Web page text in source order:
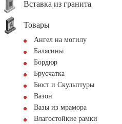
Вставка из гранита
Товары
Ангел на могилу
Балясины
Бордюр
Брусчатка
Бюст и Скульптуры
Вазон
Вазы из мрамора
Влагостойкие рамки